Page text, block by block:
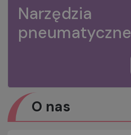
Narzędzia
pneumatyczne
O nas